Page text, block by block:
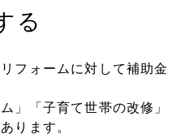
る
フォームに対して補助金
」「子育て世帯の改修」
ります。